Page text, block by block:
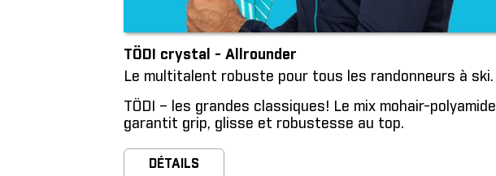
TÖDI crystal - Allrounder
Le multitalent robuste pour tous les randonneurs à ski.
TÖDI – les grandes classiques! Le mix mohair-polyamide
garantit grip, glisse et robustesse au top.
DÉTAILS